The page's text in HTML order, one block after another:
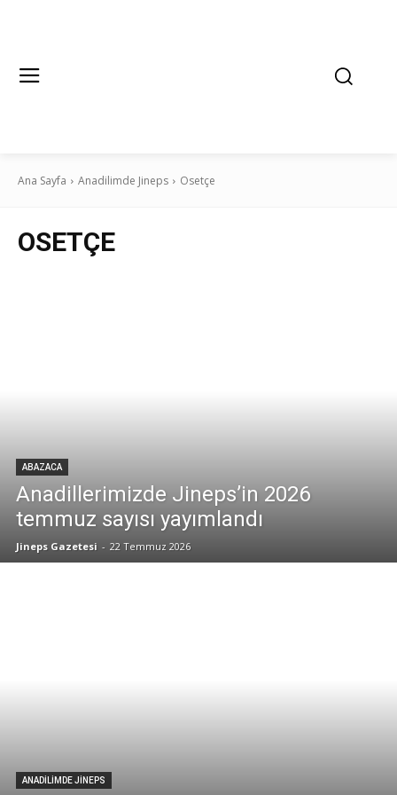
Ana Sayfa Anadilimde Jineps Osetçe
OSETÇE
ABAZACA
Anadillerimizde Jineps’in 2026
temmuz sayısı yayımlandı
Jineps Gazetesi - 22 Temmuz 2026
ANADILIMDE JINEPS